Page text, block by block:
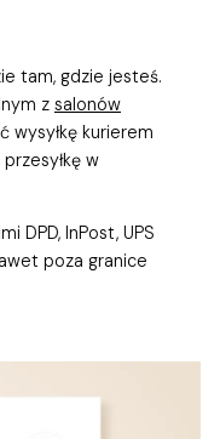
tam, gdzie jesteś.
z salonów
wysyłkę kurierem
w
DPD, InPost, UPS
poza granice